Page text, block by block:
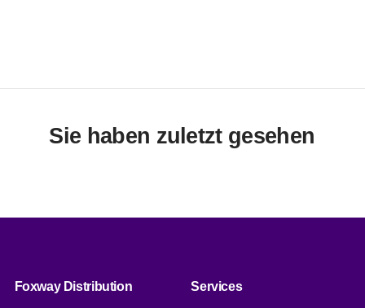
Sie haben zuletzt gesehen
Foxway Distribution Services